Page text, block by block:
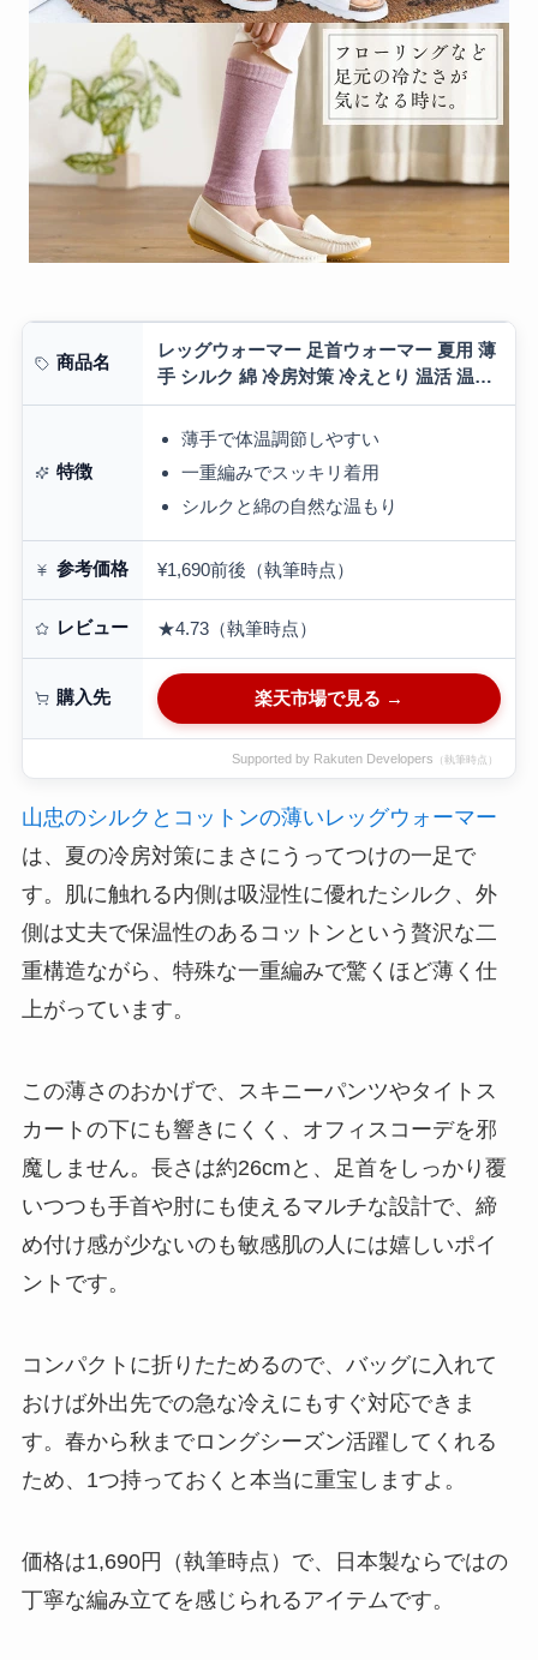
商品名
レッグウォーマー 足首ウォーマー 夏用 薄
手 シルク 綿 冷房対策 冷えとり 温活 温め
睡眠 締め付けない 日本製 レディース メン
ズ シルクとコットンの薄い…
特徴
薄手で体温調節しやすい
一重編みでスッキリ着用
シルクと綿の自然な温もり
参考価格 ¥1,690前後（執筆時点）
レビュー ★4.73（執筆時点）
購入先 楽天市場で見る →
Supported by Rakuten Developers （執筆時点）
山忠のシルクとコットンの薄いレッグウォーマー
は、夏の冷房対策にまさにうってつけの一足で
す。肌に触れる内側は吸湿性に優れたシルク、外
側は丈夫で保温性のあるコットンという贅沢な二
重構造ながら、特殊な一重編みで驚くほど薄く仕
上がっています。
この薄さのおかげで、スキニーパンツやタイトス
カートの下にも響きにくく、オフィスコーデを邪
魔しません。長さは約26cmと、足首をしっかり覆
いつつも手首や肘にも使えるマルチな設計で、締
め付け感が少ないのも敏感肌の人には嬉しいポイ
ントです。
コンパクトに折りたためるので、バッグに入れて
おけば外出先での急な冷えにもすぐ対応できま
す。春から秋までロングシーズン活躍してくれる
ため、1つ持っておくと本当に重宝しますよ。
価格は1,690円（執筆時点）で、日本製ならではの
丁寧な編み立てを感じられるアイテムです。